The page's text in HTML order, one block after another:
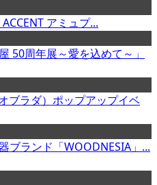
アミュプ...
50周年展～愛を込めて～」
ブラダ）ポップアップイベ
ブランド「WOODNESIA」...